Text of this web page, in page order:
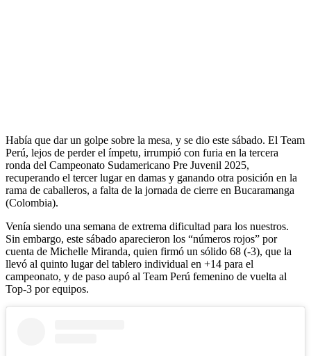
Había que dar un golpe sobre la mesa, y se dio este sábado. El Team
Perú, lejos de perder el ímpetu, irrumpió con furia en la tercera
ronda del Campeonato Sudamericano Pre Juvenil 2025,
recuperando el tercer lugar en damas y ganando otra posición en la
rama de caballeros, a falta de la jornada de cierre en Bucaramanga
(Colombia).
Venía siendo una semana de extrema dificultad para los nuestros.
Sin embargo, este sábado aparecieron los “números rojos” por
cuenta de Michelle Miranda, quien firmó un sólido 68 (-3), que la
llevó al quinto lugar del tablero individual en +14 para el
campeonato, y de paso aupó al Team Perú femenino de vuelta al
Top-3 por equipos.